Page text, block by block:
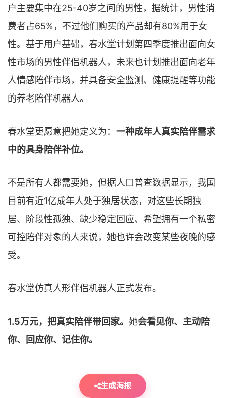
户主要集中在25-40岁之间的男性，据统计，男性消
费者占65%，不过他们购买的产品却有80%用于女
性。基于用户基础，春水堂计划第四季度推出面向女
性市场的男性伴侣机器人，未来也计划推出面向老年
人情感陪伴市场，并具备安全监测、健康提醒等功能
的养老陪伴机器人。
春水堂更愿意把她定义为： 一种成年人真实陪伴需求
中的具身陪伴补位。
不是所有人都需要她，但据人口普查数据显示，我国
目前有近1亿成年人处于独居状态，对这些长期独
居、阶段性孤独、缺少稳定回应、希望拥有一个私密
可控陪伴对象的人来说，她也许会改变某些夜晚的感
受。
春水堂仿真人形伴侣机器人正式发布。
1.5万元，把真实陪伴带回家。 她会看见你、主动陪
你、回应你、记住你。
生成海报